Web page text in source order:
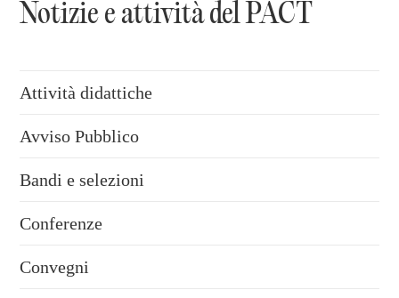
Notizie e attività del PACT
Attività didattiche
Avviso Pubblico
Bandi e selezioni
Conferenze
Convegni